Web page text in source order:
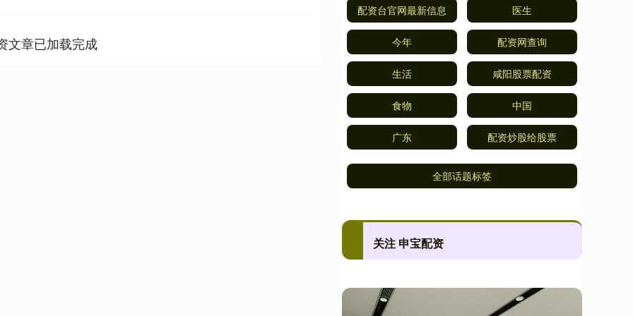
文章已加载完成
配资台官网最新信息 医生
今年 配资网查询
生活 咸阳股票配资
食物 中国
广东 配资炒股给股票
全部话题标签
关注 申宝配资